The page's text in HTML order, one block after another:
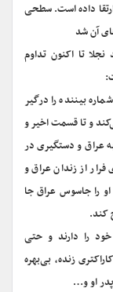
داده است. سطحی
آن شد
تا اکنون تداوم
بیننده را درگیر
و تا قسمت اخیر و
عراق و دستگیری در
فرار از زندان عراق و
او را جاسوس عراق جا
کند.
را دارند و حتی
زنده، بی‌بهره
او و…